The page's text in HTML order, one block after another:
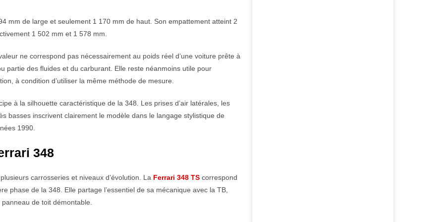
mm de large et seulement 1 170 mm de haut. Son empattement atteint 2
1 502 mm et 1 578 mm.
ne correspond pas nécessairement au poids réel d’une voiture prête à
partie des fluides et du carburant. Elle reste néanmoins utile pour
à condition d’utiliser la même méthode de mesure.
à la silhouette caractéristique de la 348. Les prises d’air latérales, les
basses inscrivent clairement le modèle dans le langage stylistique de
1990.
348
carrosseries et niveaux d’évolution. La Ferrari 348 TS correspond
phase de la 348. Elle partage l’essentiel de sa mécanique avec la TB,
de toit démontable.